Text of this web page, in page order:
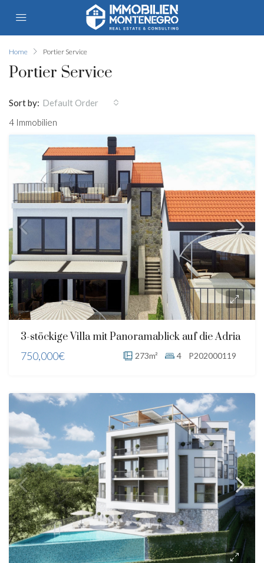
Home Portier Service
Portier Service
4 Immobilien
Sort by: Default Order
3-stöckige Villa mit Panoramablick auf die Adria
750,000€
273m² 4 P202000119